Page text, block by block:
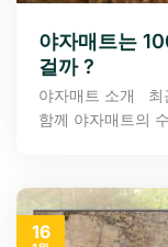
야자매트는
걸까 ?
야자매트 소개 최
함께 야자매트의
16